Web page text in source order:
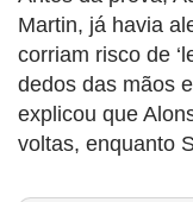
Martin, já havia
corriam risco de
dedos das mãos
explicou que
voltas, enquanto